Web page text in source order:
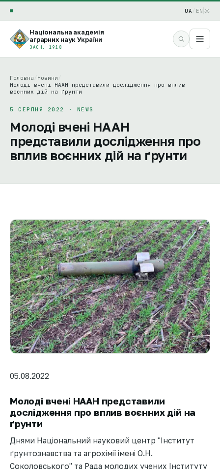
UA EN
Національна академія
аграрних наук України
ЗАСН. 1918
Головна Новини
Молоді вчені НААН представили дослідження про вплив
воєнних дій на ґрунти
5 СЕРПНЯ 2022 · NEWS
Молоді вчені НААН
представили дослідження про
вплив воєнних дій на ґрунти
05.08.2022
Молоді вчені НААН представили
дослідження про вплив воєнних дій на
ґрунти
Днями Національний науковий центр "Інститут
ґрунтознавства та агрохімії імені О.Н.
Соколовського" та Рада молодих учених Інституту